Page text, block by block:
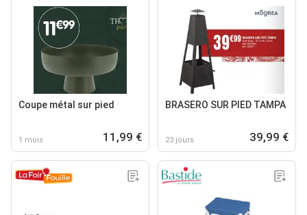
Coupe métal sur pied
1 mois 11,99 €
BRASERO SUR PIED TAMPA
23 jours 39,99 €